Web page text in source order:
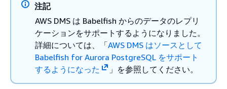
注記
AWS DMS は Babelfish からのデータのレプリ
ケーションをサポートするようになりました。
詳細については、「AWS DMS はソースとして
Babelfish for Aurora PostgreSQL をサポート
するようになった
」を参照してください。